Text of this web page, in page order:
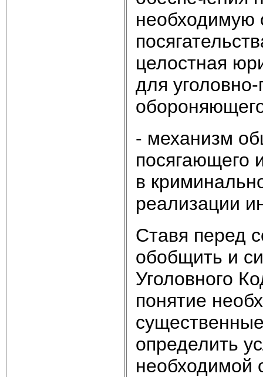
необходимую
целостная
для
- механизм
посягающего
в
реализации
Ставя перед
обобщить и
Уголовного
понятие
определить
необходимой